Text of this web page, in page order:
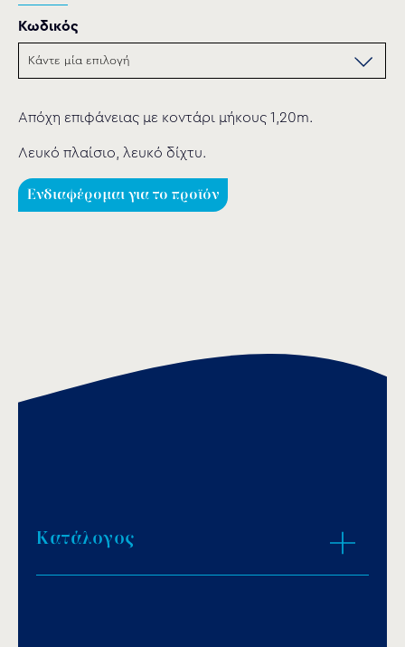
Κωδικός
Απόχη επιφάνειας με κοντάρι μήκους 1,20m.
Λευκό πλαίσιο, λευκό δίχτυ.
Ενδιαφέρομαι για το προϊόν
Κατάλογος